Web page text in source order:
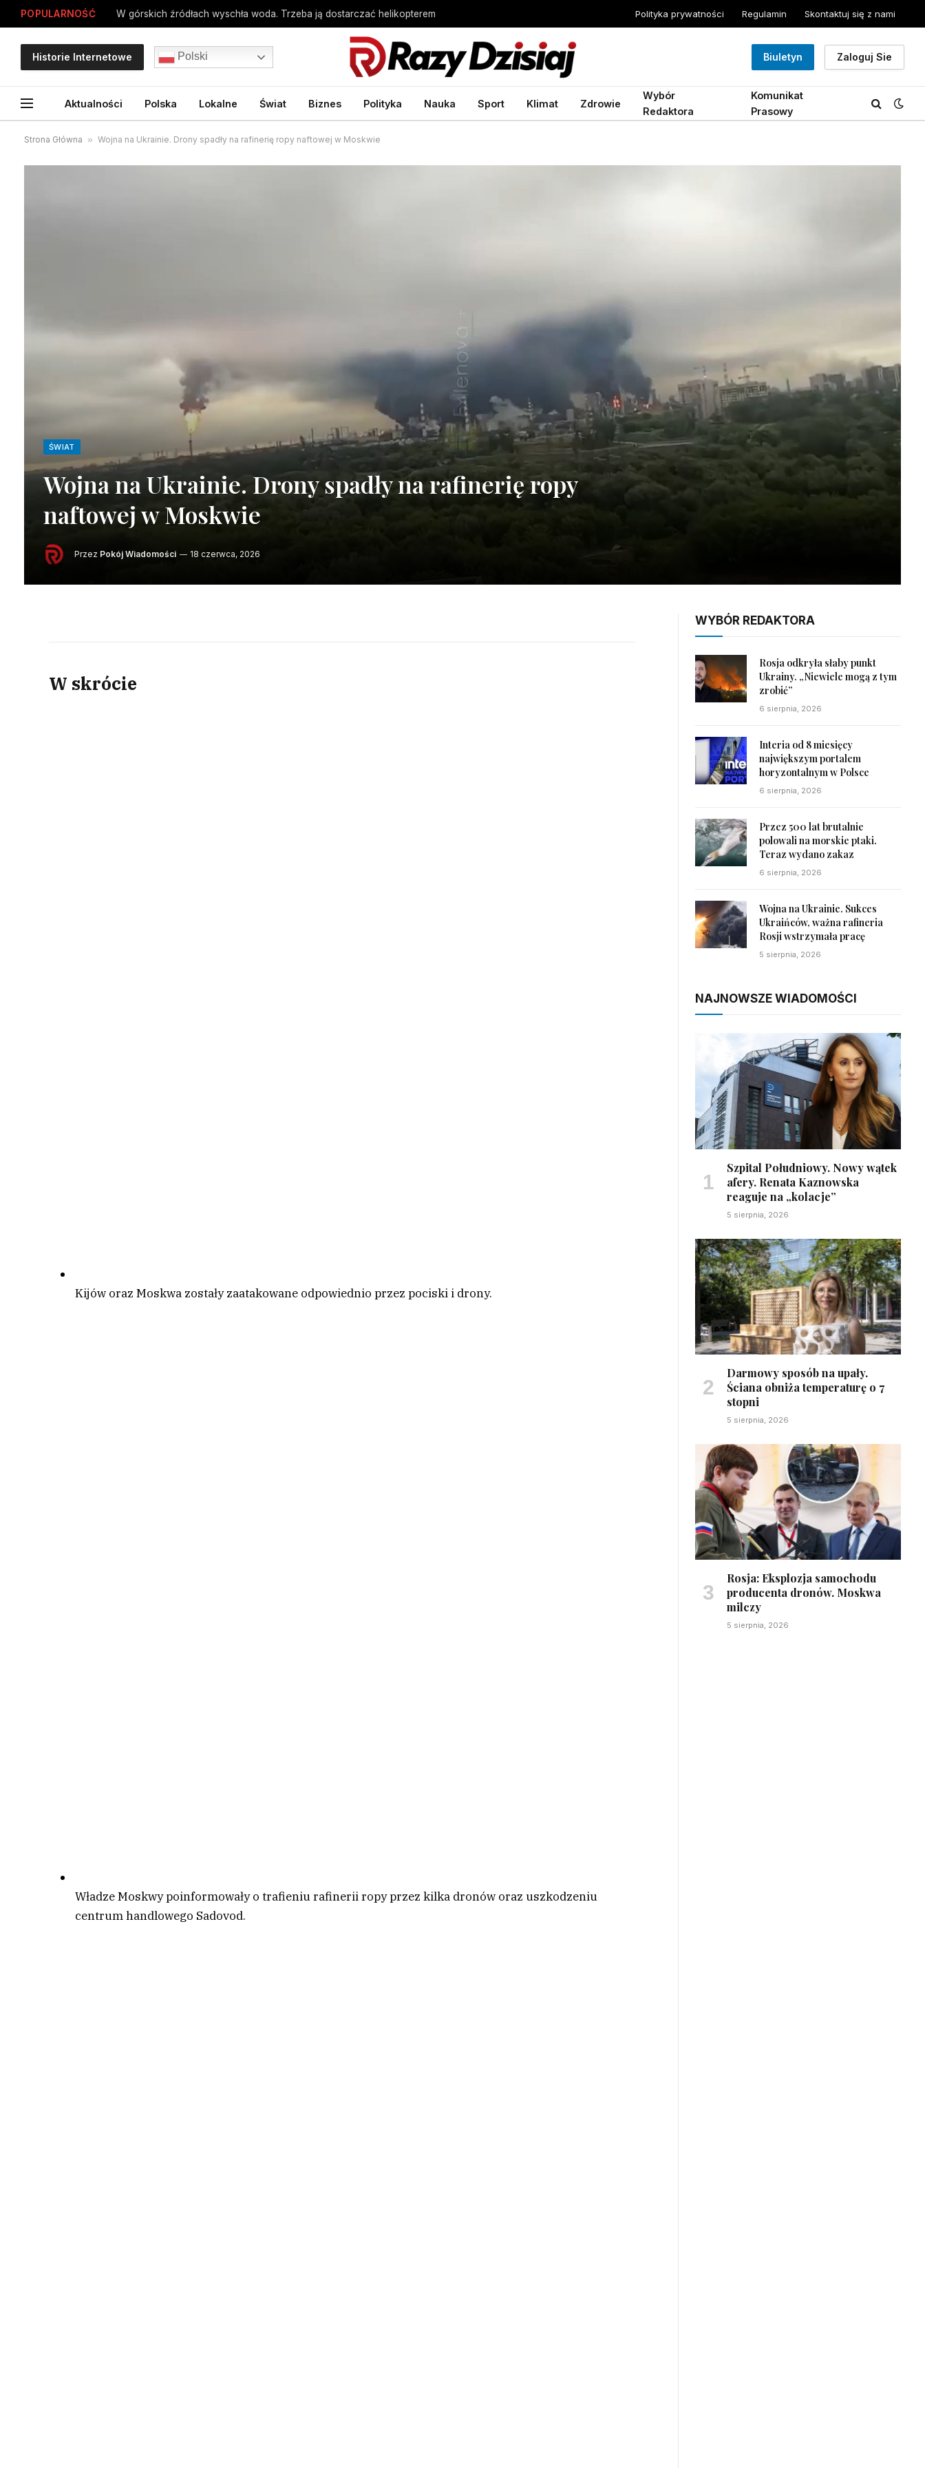
POPULARNOŚĆ W górskich źródłach wyschła woda. Trzeba ją dostarczać helikopterem Polityka prywatności Regulamin Skontaktuj się z nami
Historie Internetowe Polski Biuletyn Zaloguj Sie
Aktualności Polska Lokalne Świat Biznes Polityka Nauka Sport Klimat Zdrowie
Wybór
Redaktora
Komunikat
Prasowy
Strona Główna » Wojna na Ukrainie. Drony spadły na rafinerię ropy naftowej w Moskwie
ŚWIAT
Wojna na Ukrainie. Drony spadły na rafinerię ropy
naftowej w Moskwie
Przez Pokój Wiadomości 18 czerwca, 2026
W skrócie
Kijów oraz Moskwa zostały zaatakowane odpowiednio przez pociski i drony.
Władze Moskwy poinformowały o trafieniu rafinerii ropy przez kilka dronów oraz uszkodzeniu
centrum handlowego Sadovod.
WYBÓR REDAKTORA
Rosja odkryła słaby punkt
Ukrainy. „Niewiele mogą z tym
zrobić”
6 sierpnia, 2026
Interia od 8 miesięcy
największym portalem
horyzontalnym w Polsce
6 sierpnia, 2026
Przez 500 lat brutalnie
polowali na morskie ptaki.
Teraz wydano zakaz
6 sierpnia, 2026
Wojna na Ukrainie. Sukces
Ukraińców, ważna rafineria
Rosji wstrzymała pracę
5 sierpnia, 2026
NAJNOWSZE WIADOMOŚCI
Szpital Południowy. Nowy wątek
afery. Renata Kaznowska
reaguje na „kolacje”
5 sierpnia, 2026
Darmowy sposób na upały.
Ściana obniża temperaturę o 7
stopni
5 sierpnia, 2026
Rosja: Eksplozja samochodu
producenta dronów. Moskwa
milczy
5 sierpnia, 2026